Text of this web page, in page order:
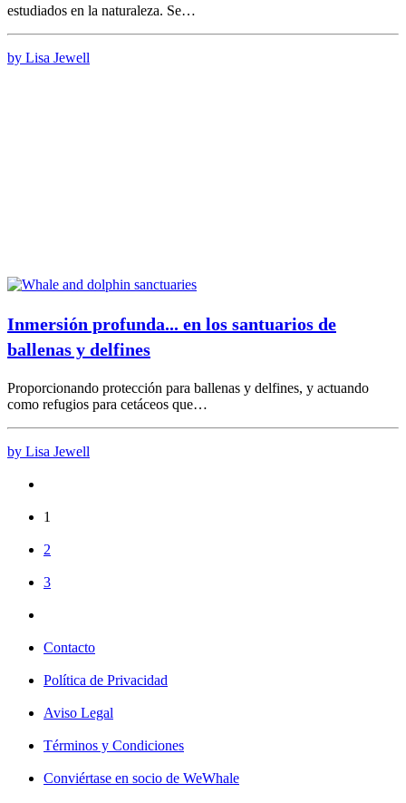
estudiados en la naturaleza. Se…
by Lisa Jewell
Inmersión profunda... en los santuarios de
ballenas y delfines
Proporcionando protección para ballenas y delfines, y actuando
como refugios para cetáceos que…
by Lisa Jewell
1
2
3
Contacto
Política de Privacidad
Aviso Legal
Términos y Condiciones
Conviértase en socio de WeWhale